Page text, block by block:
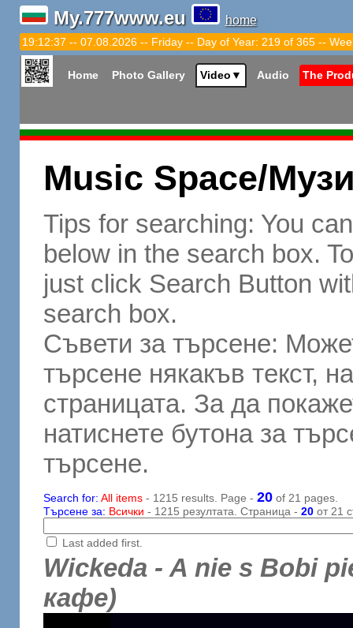
My.777www.eu home
19:12:38 -- 07.08.2026 -- Friday -- Day of Year: 219 of 365 --
Home Photo Gallery Video ▼ Audio The
Music Space/
Tips for searching: You
below in the search box.
just click Search Button
search box.
Съвети за търсене:
търсене някакъв текст,
страницата. За да
натиснете бутона за
търсене.
Search for: All items- 1215 results. Page - 20of 21 pages.
Търсене за: Всички - 1215 резултата. Страница - 20от 21
Last added first.
Wickeda - A nie s Bobi
кафе)